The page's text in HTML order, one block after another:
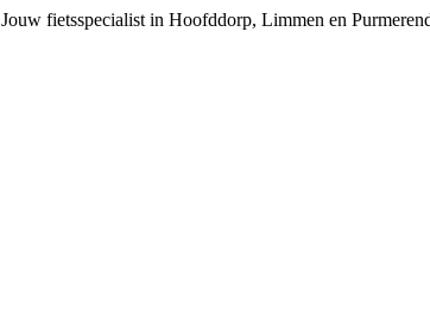
Jouw fietsspecialist in Hoofddorp, Limmen en